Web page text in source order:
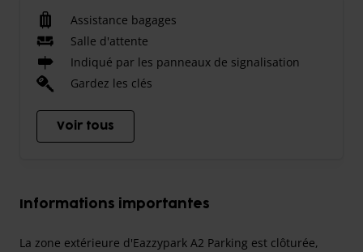
Assistance bagages
Salle d'attente
Indiqué par les panneaux de signalisation
Gardez les clés
Voir tous
Informations importantes
La zone extérieure d'Eazzypark A2 Parking est clôturée,